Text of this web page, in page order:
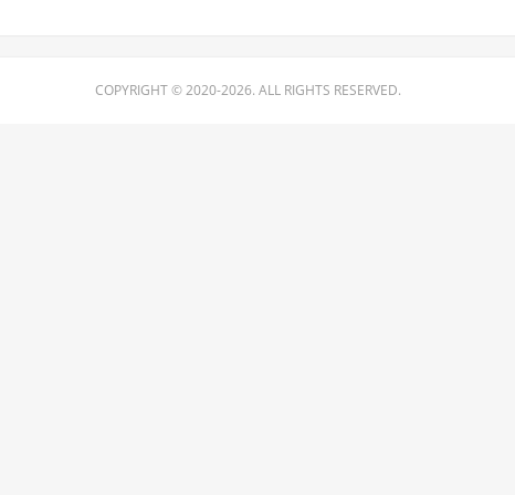
COPYRIGHT © 2020-2026. ALL RIGHTS RESERVED.